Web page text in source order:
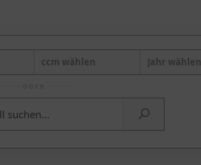
ccm wählen Jahr wählen